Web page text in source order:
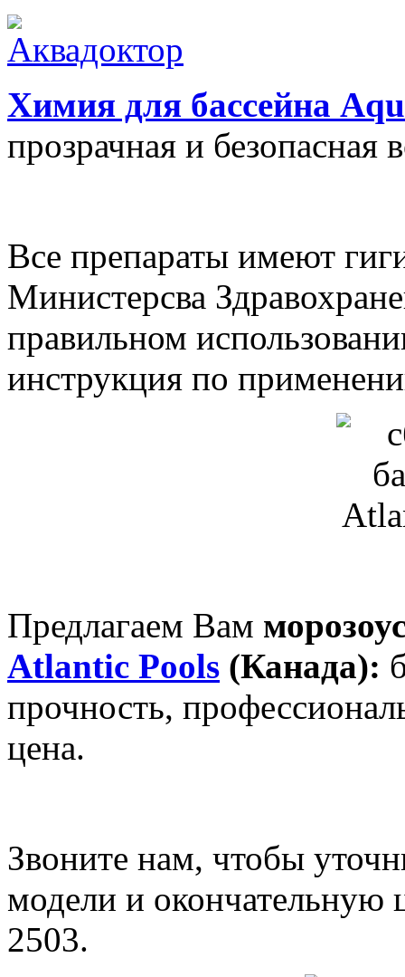
Химия для бассейна
прозрачная и безопасная
Все препараты имеют
Министерсва
правильном
инструкция по
Предлагаем Вам
Atlantic Pools (Канада):
прочность,
цена.
Звоните нам, чтобы
модели и окончательную
2503.